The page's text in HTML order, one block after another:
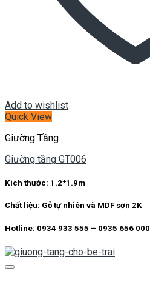
Add to wishlist
Quick View
Giường Tầng
Giường tầng GT006
Kích thước: 1.2*1.9m
Chất liệu: Gỗ tự nhiên và MDF sơn 2K
Hotline: 0934 933 555 – 0935 656 000